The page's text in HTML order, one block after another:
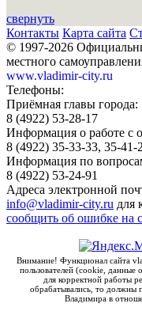
свернуть
Контакты Карта сайта
© 1997-2026
местного
www.vladimir-city.ru
Телефоны:
Приёмная главы города:
8 (4922) 53-28-17
Информация о работе с
8 (4922) 35-33-33, 35-41-
Информация по
8 (4922) 53-24-91
Адреса электронной
info@vladimir-city.ru для
сообщить об ошибке на
Внимание! Функционал сайта
пользователей (cookie,
для корректной работы
обрабатывались, то должны
Владимира в